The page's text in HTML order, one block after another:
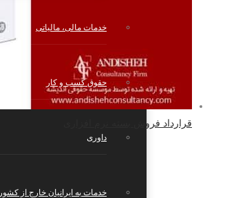
خدمات مالی، مالیاتی
حقوق کسب و کار
داوری
خدمات به ایرانیان خارج از کشور
قرارداد فروش بسته نرم افزاری